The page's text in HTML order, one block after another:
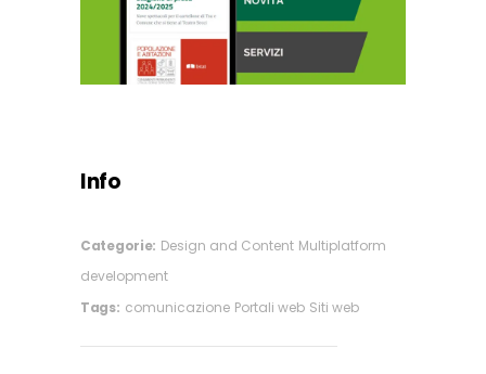
Info
Categorie: Design and Content Multiplatform
development
Tags: comunicazione Portali web Siti web